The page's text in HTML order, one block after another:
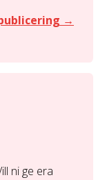
→
ni ge era